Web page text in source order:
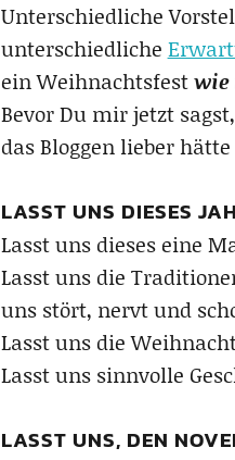
Unterschiedliche
unterschiedliche
ein Weihnachtsfestwie
Bevor Du mir jetzt
das Bloggen lieber
LASST UNS DIESES
Lasst uns dieses eine
Lasst uns die
uns stört, nervt und
Lasst uns die
Lasst uns sinnvolle
LASST UNS, DEN